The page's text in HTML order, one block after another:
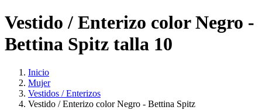
Vestido / Enterizo color Negro -
Bettina Spitz talla 10
Inicio
Mujer
Vestidos / Enterizos
Vestido / Enterizo color Negro - Bettina Spitz